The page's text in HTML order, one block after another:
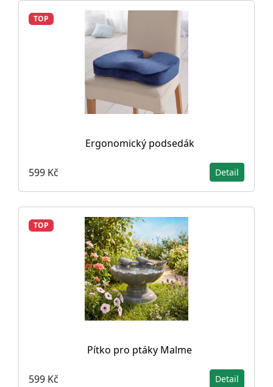
TOP
Ergonomický podsedák
599 Kč Detail
TOP
Pítko pro ptáky Malme
599 Kč Detail